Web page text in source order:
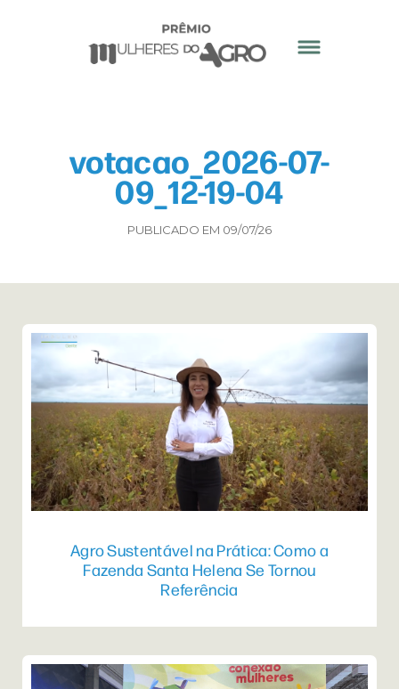
votacao_2026-07-
09_12-19-04
PUBLICADO EM 09/07/26
Agro Sustentável na Prática: Como a
Fazenda Santa Helena Se Tornou
Referência